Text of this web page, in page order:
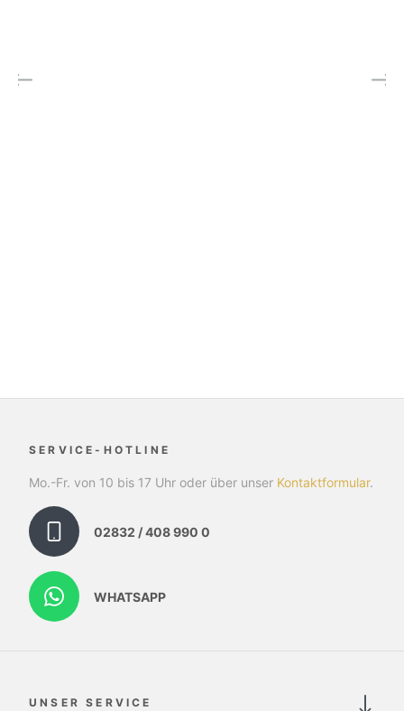
SERVICE-HOTLINE
Mo.-Fr. von 10 bis 17 Uhr oder über unser Kontaktformular.
02832 / 408 990 0
WHATSAPP
UNSER SERVICE